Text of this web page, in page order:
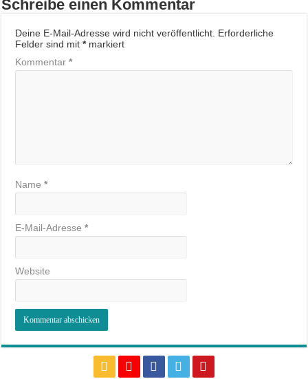
Schreibe einen Kommentar
Deine E-Mail-Adresse wird nicht veröffentlicht. Erforderliche
Felder sind mit*markiert
Kommentar*
Name*
E-Mail-Adresse*
Website